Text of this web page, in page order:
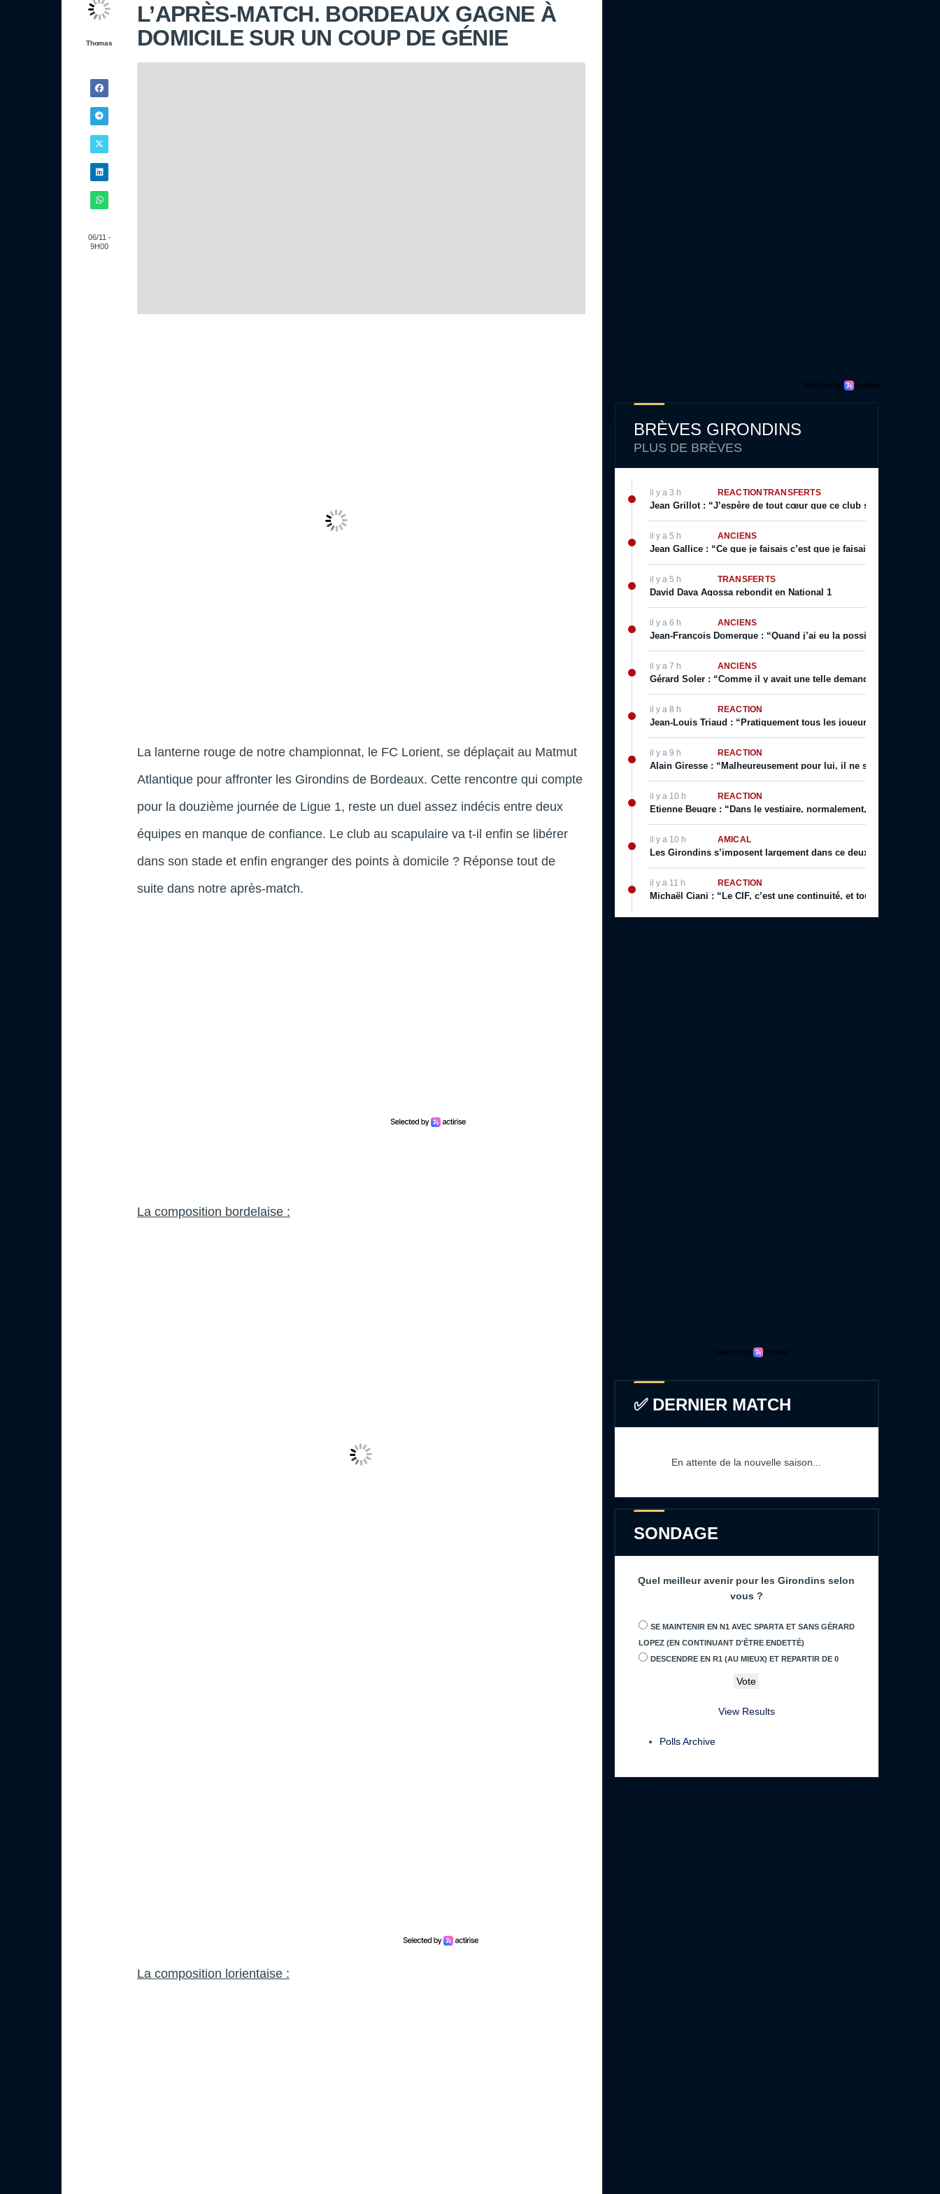
Thomas
06/11 -
9H00
L’APRÈS-MATCH. BORDEAUX GAGNE À
DOMICILE SUR UN COUP DE GÉNIE
La lanterne rouge de notre championnat, le FC Lorient, se déplaçait au Matmut
Atlantique pour affronter les Girondins de Bordeaux. Cette rencontre qui compte
pour la douzième journée de Ligue 1, reste un duel assez indécis entre deux
équipes en manque de confiance. Le club au scapulaire va t-il enfin se libérer
dans son stade et enfin engranger des points à domicile ? Réponse tout de
suite dans notre après-match.
La composition bordelaise :
La composition lorientaise :
BRÈVES GIRONDINS
PLUS DE BRÈVES
il y a 3 h RÉACTION TRANSFERTS
Jean Grillot : “J’espère de tout cœur que ce club se relèvera”
il y a 5 h ANCIENS
Jean Gallice : “Ce que je faisais c’est que je faisais visiter le
il y a 5 h TRANSFERTS
David Dava Agossa rebondit en National 1
il y a 6 h ANCIENS
Jean-François Domergue : “Quand j’ai eu la possibilité d’avoir
il y a 7 h ANCIENS
Gérard Soler : “Comme il y avait une telle demande, on m’a
il y a 8 h RÉACTION
Jean-Louis Triaud : “Pratiquement tous les joueurs qui sont
il y a 9 h RÉACTION
Alain Giresse : “Malheureusement pour lui, il ne s’en est jamais
il y a 10 h RÉACTION
Etienne Beugre : “Dans le vestiaire, normalement, chaque
il y a 10 h AMICAL
Les Girondins s’imposent largement dans ce deuxième match de
il y a 11 h RÉACTION
Michaël Ciani : “Le CIF, c’est une continuité, et toujours cette
✅ DERNIER MATCH
En attente de la nouvelle saison...
SONDAGE
Quel meilleur avenir pour les Girondins selon
vous ?
SE MAINTENIR EN N1 AVEC SPARTA ET SANS GÉRARD
LOPEZ (EN CONTINUANT D'ÊTRE ENDETTÉ)
DESCENDRE EN R1 (AU MIEUX) ET REPARTIR DE 0
View Results
Polls Archive